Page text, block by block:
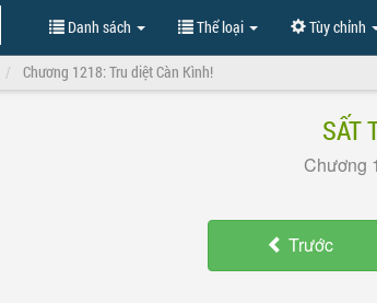
Danh sách Thể loại Tùy chỉnh
Chương 1218: Tru diệt Càn Kình!
SẤT
Chương
Trước